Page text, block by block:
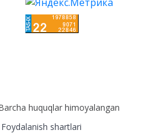
huquqlar himoyalangan
Foydalanish shartlari